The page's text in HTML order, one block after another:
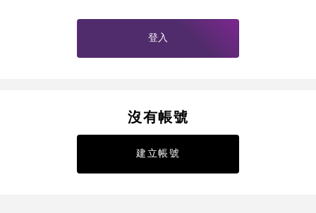
登入
沒有帳號
建立帳號